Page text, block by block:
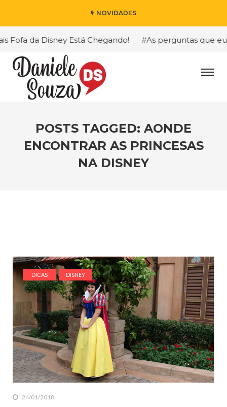
NOVIDADES
da Disney Está Chegando! #As perguntas que eu
POSTS TAGGED: AONDE
ENCONTRAR AS PRINCESAS
NA DISNEY
DICAS DISNEY
24/01/2018